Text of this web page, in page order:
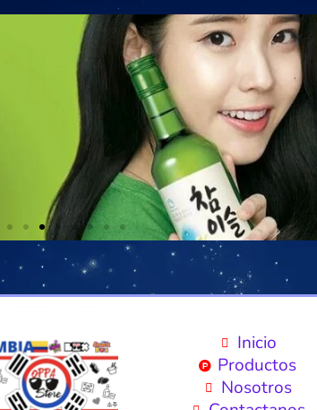
Inicio
Productos
Nosotros